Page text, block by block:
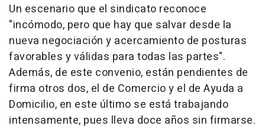
Un escenario que el sindicato reconoce
"incómodo, pero que hay que salvar desde la
nueva negociación y acercamiento de posturas
favorables y válidas para todas las partes".
Además, de este convenio, están pendientes de
firma otros dos, el de Comercio y el de Ayuda a
Domicilio, en este último se está trabajando
intensamente, pues lleva doce años sin firmarse.